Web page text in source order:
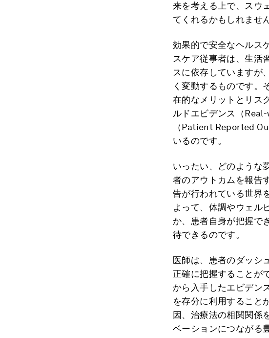
来を考える上で、スウ
てくれるかもしれません
効果的で安全なヘルス
スケア従事者は、生活
スに依存していますが
く変動するものです。
在的なメリットとリス
ルドエビデンス（
（Patient Reported
いるのです。
いったい、どのような
者のアウトカムを報告
告が行われている世界
よって、体調やウェル
か、患者自身が把握で
待できるのです。
医師は、患者のダッシ
正確に把握することが
から入手したエビデン
を存分に利用すること
因、治療法の相関関係
ベーションにつながる